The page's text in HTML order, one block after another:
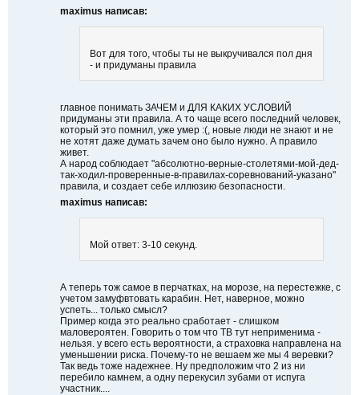
maximus написав:
Вот для того, чтобы ты не выкручивался пол дня
- и придуманы правила
главное понимать ЗАЧЕМ и ДЛЯ КАКИХ УСЛОВИЙ
придуманы эти правила. А то чаще всего последний человек,
который это помнил, уже умер :(, новые люди не знают и не
не хотят даже думать зачем оно было нужно. А правило
живет.
А народ соблюдает "абсолютно-верные-столетями-мой-дед-
так-ходил-проверенные-в-правилах-соревнований-указано"
правила, и создает себе иллюзию безопасности.
maximus написав:
Мой ответ: 3-10 секунд.
А теперь тож самое в перчатках, на морозе, на перестежке, с
учетом замуфвтовать карабин. Нет, наверное, можно
успеть... только смысл?
Пример когда это реально сработает - слишком
маловероятен. Говорить о том что ТВ тут неприменима -
нельзя. у всего есть вероятности, а страховка направлена на
уменьшении риска. Почему-то не вешаем же мы 4 веревки?
Так ведь тоже надежнее. Ну предположим что 2 из ни
перебило камнем, а одну перекусил зубами от испуга
участник....